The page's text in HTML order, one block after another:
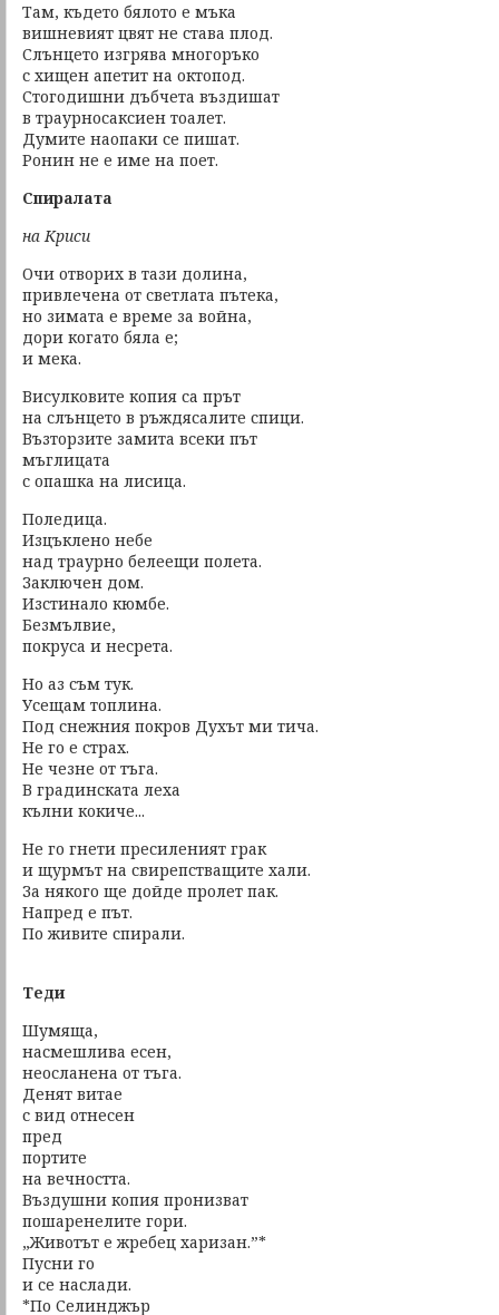
Там, където бялото е мъка
вишневият цвят не става плод.
Слънцето изгрява многоръко
с хищен апетит на октопод.
Стогодишни дъбчета въздишат
в траурносаксиен тоалет.
Думите наопаки се пишат.
Ронин не е име на поет.
Спиралата
на Криси
Очи отворих в тази долина,
привлечена от светлата пътека,
но зимата е време за война,
дори когато бяла е;
и мека.
Висулковите копия са прът
на слънцето в ръждясалите спици.
Възторзите замита всеки път
мъглицата
с опашка на лисица.
Поледица.
Изцъклено небе
над траурно белеещи полета.
Заключен дом.
Изстинало кюмбе.
Безмълвие,
покруса и несрета.
Но аз съм тук.
Усещам топлина.
Под снежния покров Духът ми тича.
Не го е страх.
Не чезне от тъга.
В градинската леха
кълни кокиче...
Не го гнети пресиленият грак
и щурмът на свирепстващите хали.
За някого ще дойде пролет пак.
Напред е път.
По живите спирали.
Теди
Шумяща,
насмешлива есен,
неосланена от тъга.
Денят витае
с вид отнесен
пред
портите
на вечността.
Въздушни копия пронизват
пошаренелите гори.
„Животът е жребец харизан.”*
Пусни го
и се наслади.
*По Селинджър